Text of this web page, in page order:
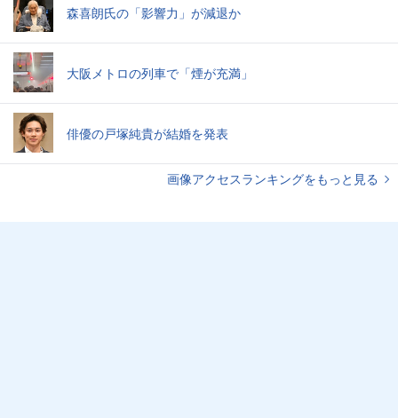
森喜朗氏の「影響力」が減退か
大阪メトロの列車で「煙が充満」
俳優の戸塚純貴が結婚を発表
画像アクセスランキングをもっと見る